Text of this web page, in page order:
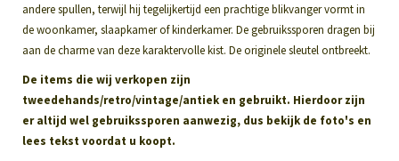
andere spullen, terwijl hij tegelijkertijd een prachtige blikvanger vormt in
de woonkamer, slaapkamer of kinderkamer. De gebruikssporen dragen bij
aan de charme van deze karaktervolle kist. De originele sleutel ontbreekt.
De items die wij verkopen zijn
tweedehands/retro/vintage/antiek en gebruikt. Hierdoor zijn
er altijd wel gebruikssporen aanwezig, dus bekijk de foto's en
lees tekst voordat u koopt.